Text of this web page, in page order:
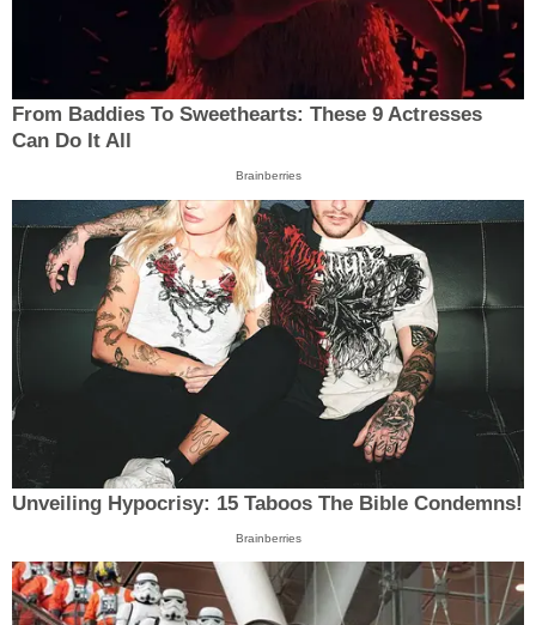
From Baddies To Sweethearts: These 9 Actresses
Can Do It All
Brainberries
Unveiling Hypocrisy: 15 Taboos The Bible Condemns!
Brainberries